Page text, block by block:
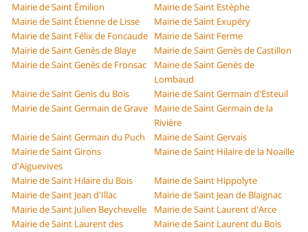
Mairie de Saint Émilion
Mairie de Saint Estèphe
Mairie de Saint Étienne de Lisse
Mairie de Saint Exupéry
Mairie de Saint Félix de Foncaude Mairie de Saint Ferme
Mairie de Saint Genès de Blaye
Mairie de Saint Genès de Castillon
Mairie de Saint Genès de Fronsac
Mairie de Saint Genès de
Lombaud
Mairie de Saint Genis du Bois
Mairie de Saint Germain d'Esteuil
Mairie de Saint Germain de Grave Mairie de Saint Germain de la
Rivière
Mairie de Saint Germain du Puch
Mairie de Saint Gervais
Mairie de Saint Girons
d'Aiguevives
Mairie de Saint Hilaire de la Noaille
Mairie de Saint Hilaire du Bois
Mairie de Saint Hippolyte
Mairie de Saint Jean d'Illac
Mairie de Saint Jean de Blaignac
Mairie de Saint Julien Beychevelle
Mairie de Saint Laurent d'Arce
Mairie de Saint Laurent des
Mairie de Saint Laurent du Bois